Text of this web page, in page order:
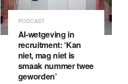
PODCAST
AI-wetgeving in
recruitment: ‘Kan
niet, mag niet is
smaak nummer twee
geworden’